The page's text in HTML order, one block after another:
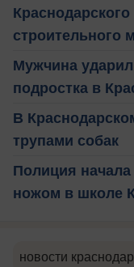
строительного
Мужчина
подростка в
В
трупами собак
Полиция начала
ножом в школе
новости краснодар